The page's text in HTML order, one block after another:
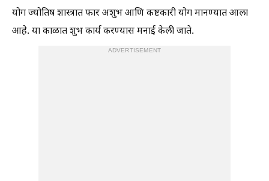
योग ज्योतिष शास्त्रात फार अशुभ आणि कष्टकारी योग मानण्यात आला
आहे. या काळात शुभ कार्य करण्यास मनाई केली जाते.
ADVERTISEMENT